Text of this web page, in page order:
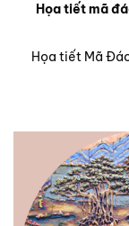
Họa tiết mã
Họa tiết Mã